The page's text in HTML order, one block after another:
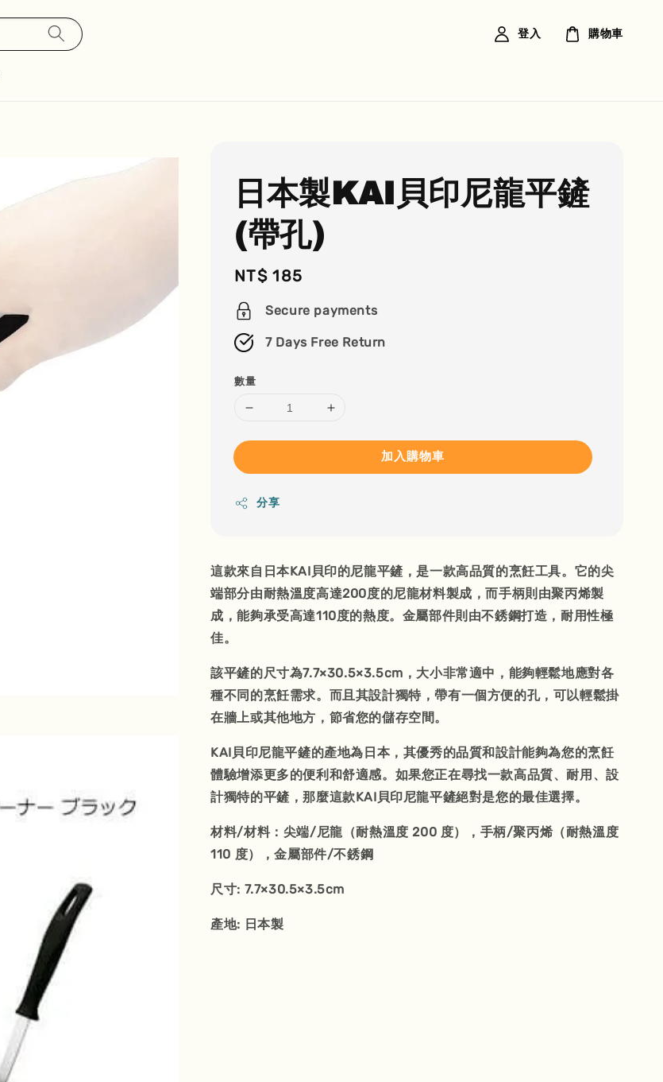
登入 購物車
日本製KAI貝印尼龍平鏟
(帶孔)
Regular
price
NT$ 185
Secure payments
7 Days Free Return
數量
加入購物車
分享
這款來自日本KAI貝印的尼龍平鏟，是一款高品質的烹飪工具。它的尖
端部分由耐熱溫度高達200度的尼龍材料製成，而手柄則由聚丙烯製
成，能夠承受高達110度的熱度。金屬部件則由不銹鋼打造，耐用性極
佳。
該平鏟的尺寸為7.7×30.5×3.5cm，大小非常適中，能夠輕鬆地應對各
種不同的烹飪需求。而且其設計獨特，帶有一個方便的孔，可以輕鬆掛
在牆上或其他地方，節省您的儲存空間。
KAI貝印尼龍平鏟的產地為日本，其優秀的品質和設計能夠為您的烹飪
體驗增添更多的便利和舒適感。如果您正在尋找一款高品質、耐用、設
計獨特的平鏟，那麼這款KAI貝印尼龍平鏟絕對是您的最佳選擇。
材料/材料：尖端/尼龍（耐熱溫度 200 度），手柄/聚丙烯（耐熱溫度
110 度），金屬部件/不銹鋼
尺寸: 7.7×30.5×3.5cm
產地: 日本製